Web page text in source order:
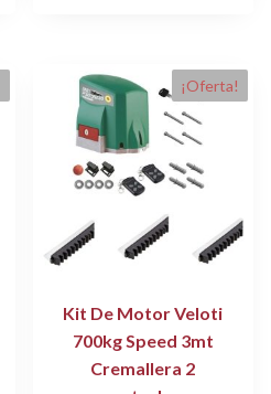
¡Oferta!
Kit De Motor Veloti
700kg Speed 3mt
Cremallera 2